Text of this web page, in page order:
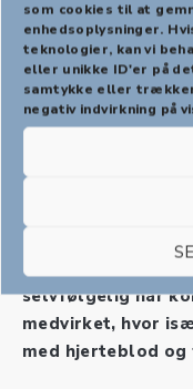
som cookies til at
enhedsoplysninger.
teknologier, kan vi
eller unikke ID'er på
samtykke eller
negativ indvirkning på
Igennem fem år er
Opstanden
endelig ur-opført
De dygtigste
indspillet
selvfølgelig har
medvirket, hvor
med hjerteblod
PREVIOUS